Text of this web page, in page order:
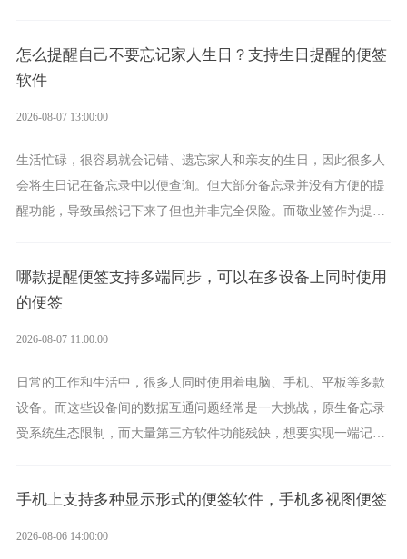
怎么提醒自己不要忘记家人生日？支持生日提醒的便签
软件
2026-08-07 13:00:00
生活忙碌，很容易就会记错、遗忘家人和亲友的生日，因此很多人
会将生日记在备忘录中以便查询。但大部分备忘录并没有方便的提
醒功能，导致虽然记下来了但也并非完全保险。而敬业签作为提醒
哪款提醒便签支持多端同步，可以在多设备上同时使用
的便签
2026-08-07 11:00:00
日常的工作和生活中，很多人同时使用着电脑、手机、平板等多款
设备。而这些设备间的数据互通问题经常是一大挑战，原生备忘录
受系统生态限制，而大量第三方软件功能残缺，想要实现一端记
手机上支持多种显示形式的便签软件，手机多视图便签
2026-08-06 14:00:00